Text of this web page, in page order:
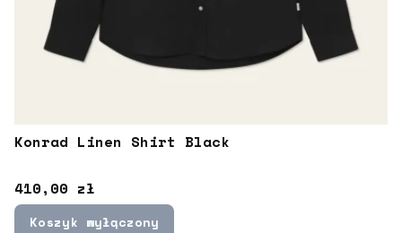
Konrad Linen Shirt Black
Cena
410,00 zł
Koszyk wyłączony